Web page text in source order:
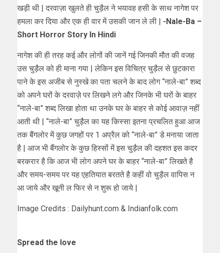
खड़ी थी | दरवाज़ा खुलते ही चुड़ैल ने भयावह हसी के साथ नागेश पर
हमला कर दिया और एक ही वार में उसकी जान ले ली | -Nale-Ba –
Short Horror Story In Hindi
नागेश की ही तरह कई और लोगों की जानें गई जिनकी मौत की वजह
उस चुड़ैल को ही माना गया | लेकिन इस विचित्र चुड़ैल से छुटकारा
पाने के इस अजीब से नुस्खे का पता चलने के बाद लोग “नाले-बा” शब्द
को अपने घरों के दरवाज़े पर लिखने लगे और जिनके भी घरों के बाहर
“नाले-बा” शब्द लिखा होता था उनके घर के बाहर से कोई आवाज़ नहीं
आती थी | “नाले-बा” चुड़ैल का यह किस्सा इतना प्रचलित हुआ आज
तक बैंगलोर में कुछ जगहों पर 1 अप्रैल को “नाले-बा” डे मनाया जाता
है | आज भी बैंगलोर के कुछ हिस्सों में इस चुड़ैल की दहशत इस कदर
बरकरार है कि आज भी लोग अपने घर के बाहर “नाले-बा” लिखते है
और समय-समय पर यह एहतियात बरतते है कहीं वो चुड़ैल वापिस न
आ जाये और खूनी ल फिर से न शुरू हो जाये |
Image Credits : Dailyhunt.com & Indianfolk.com
Spread the love